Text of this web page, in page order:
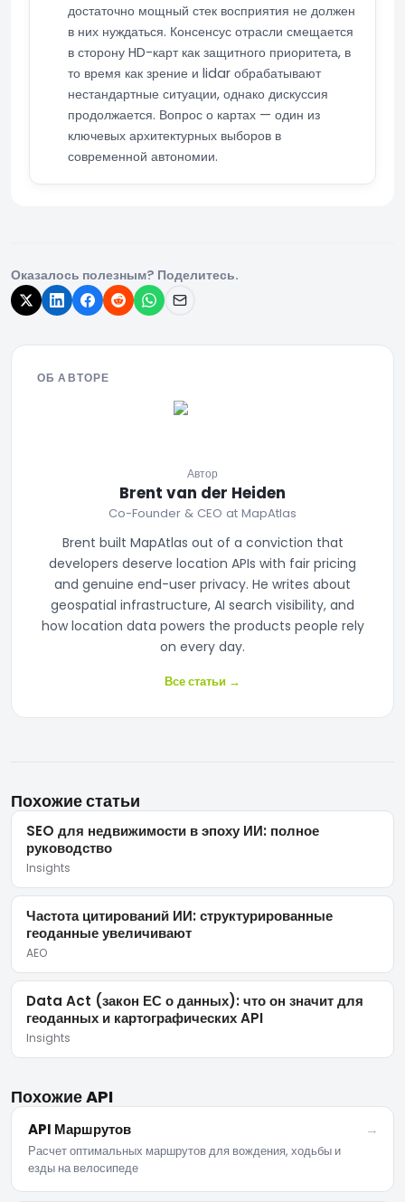
достаточно мощный стек восприятия не должен
в них нуждаться. Консенсус отрасли смещается
в сторону HD-карт как защитного приоритета, в
то время как зрение и lidar обрабатывают
нестандартные ситуации, однако дискуссия
продолжается. Вопрос о картах — один из
ключевых архитектурных выборов в
современной автономии.
Оказалось полезным? Поделитесь.
ОБ АВТОРЕ
Автор
Brent van der Heiden
Co-Founder & CEO at MapAtlas
Brent built MapAtlas out of a conviction that
developers deserve location APIs with fair pricing
and genuine end-user privacy. He writes about
geospatial infrastructure, AI search visibility, and
how location data powers the products people rely
on every day.
Все статьи →
Похожие статьи
SEO для недвижимости в эпоху ИИ: полное
руководство
Insights
Частота цитирований ИИ: структурированные
геоданные увеличивают
AEO
Data Act (закон ЕС о данных): что он значит для
геоданных и картографических API
Insights
Похожие API
API Маршрутов
Расчет оптимальных маршрутов для вождения, ходьбы и
езды на велосипеде
→